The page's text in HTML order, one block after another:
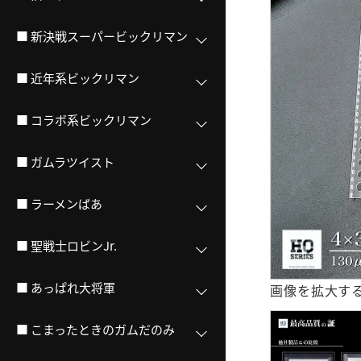
画像を拡大す
■ 新決戦スーパービックリマン
■ 近年系ビックリマン
■ コラボ系ビックリマン
■ ガムラツイスト
■ ラーメンばあ
■ 聖戦士ロビンJr.
■ あっぱれ大将軍
■ こまったときのガムだのみ